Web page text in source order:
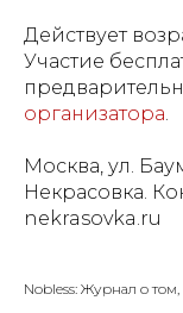
Действует
Участие
организатора.
Москва, ул.
Некрасовка.
nekrasovka.ru
Nobless: Журнал о